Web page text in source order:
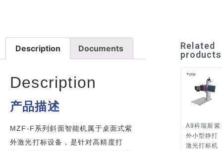
Description Documents
Description
产品描述
MZF-F系列斜面智能机属于桌面式紫
外激光打标设备，是针对高精度打
Related
products
A9科瑞斯紫
外小型静打
激光打标机